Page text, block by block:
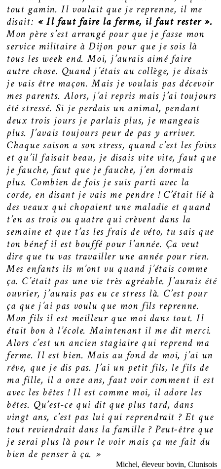
tout gamin. Il voulait que je reprenne, il me
disait: « Il faut faire la ferme, il faut rester ».
Mon père s’est arrangé pour que je fasse mon
service militaire à Dijon pour que je sois là
tous les week end. Moi, j’aurais aimé faire
autre chose. Quand j’étais au collège, je disais
je vais être maçon. Mais je voulais pas décevoir
mes parents. Alors, j’ai repris mais j’ai toujours
été stressé. Si je perdais un animal, pendant
deux trois jours je parlais plus, je mangeais
plus. J’avais toujours peur de pas y arriver.
Chaque saison a son stress, quand c’est les foins
et qu’il faisait beau, je disais vite vite, faut que
je fauche, faut que je fauche, j’en dormais
plus. Combien de fois je suis parti avec la
corde, en disant je vais me pendre ! C’était lié à
des veaux qui chopaient une maladie et quand
t’en as trois ou quatre qui crèvent dans la
semaine et que t’as les frais de véto, tu sais que
ton bénef il est bouffé pour l’année. Ça veut
dire que tu vas travailler une année pour rien.
Mes enfants ils m’ont vu quand j’étais comme
ça. C’était pas une vie très agréable. J’aurais été
ouvrier, j’aurais pas eu ce stress là. C’est pour
ça que j’ai pas voulu que mon fils reprenne.
Mon fils il est meilleur que moi dans tout. Il
était bon à l’école. Maintenant il me dit merci.
Alors c’est un ancien stagiaire qui reprend ma
ferme. Il est bien. Mais au fond de moi, j’ai un
rêve, que je dis pas. J’ai un petit fils, le fils de
ma fille, il a onze ans, faut voir comment il est
avec les bêtes ! Il est comme moi, il adore les
bêtes. Qu’est-ce qui dit que plus tard, dans
vingt ans, c’est pas lui qui reprendrait ? Et que
tout reviendrait dans la famille ? Peut-être que
je serai plus là pour le voir mais ça me fait du
bien de penser à ça. »
Michel, éleveur bovin, Clunisois